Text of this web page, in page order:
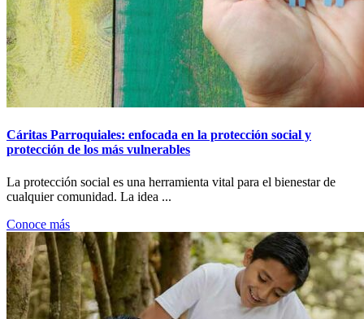
Cáritas Parroquiales: enfocada en la protección social y
protección de los más vulnerables
La protección social es una herramienta vital para el bienestar de
cualquier comunidad. La idea ...
Conoce más